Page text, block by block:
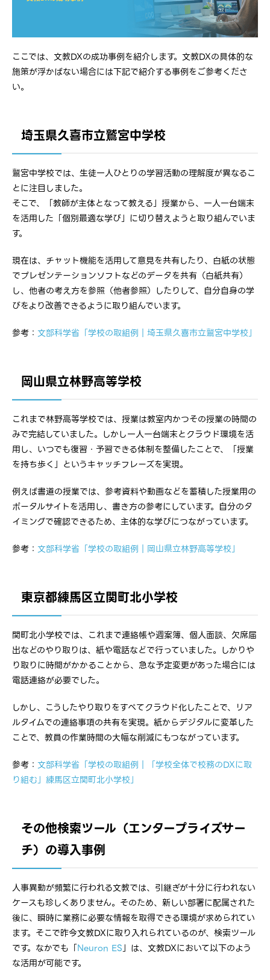
ここでは、文教DXの成功事例を紹介します。文教DXの具体的な
施策が浮かばない場合には下記で紹介する事例をご参考くださ
い。
埼玉県久喜市立鷲宮中学校
鷲宮中学校では、生徒一人ひとりの学習活動の理解度が異なるこ
とに注目しました。
そこで、「教師が主体となって教える」授業から、一人一台端末
を活用した「個別最適な学び」に切り替えようと取り組んでいま
す。
現在は、チャット機能を活用して意見を共有したり、白紙の状態
でプレゼンテーションソフトなどのデータを共有（白紙共有）
し、他者の考え方を参照（他者参照）したりして、自分自身の学
びをより改善できるように取り組んでいます。
参考： 文部科学省「学校の取組例｜埼玉県久喜市立鷲宮中学校」
岡山県立林野高等学校
これまで林野高等学校では、授業は教室内かつその授業の時間の
みで完結していました。しかし一人一台端末とクラウド環境を活
用し、いつでも復習・予習できる体制を整備したことで、「授業
を持ち歩く」というキャッチフレーズを実現。
例えば書道の授業では、参考資料や動画などを蓄積した授業用の
ポータルサイトを活用し、書き方の参考にしています。自分のタ
イミングで確認できるため、主体的な学びにつながっています。
参考： 文部科学省「学校の取組例｜岡山県立林野高等学校」
東京都練馬区立関町北小学校
関町北小学校では、これまで連絡帳や週案簿、個人面談、欠席届
出などのやり取りは、紙や電話などで行っていました。しかりや
り取りに時間がかかることから、急な予定変更があった場合には
電話連絡が必要でした。
しかし、こうしたやり取りをすべてクラウド化したことで、リア
ルタイムでの連絡事項の共有を実現。紙からデジタルに変革した
ことで、教員の作業時間の大幅な削減にもつながっています。
参考： 文部科学省「学校の取組例｜「学校全体で校務のDXに取
り組む」練馬区立関町北小学校」
その他検索ツール（エンタープライズサー
チ）の導入事例
人事異動が頻繁に行われる文教では、引継ぎが十分に行われない
ケースも珍しくありません。そのため、新しい部署に配属された
後に、瞬時に業務に必要な情報を取得できる環境が求められてい
ます。そこで昨今文教DXに取り入れられているのが、検索ツール
です。なかでも「Neuron ES」は、文教DXにおいて以下のよう
な活用が可能です。